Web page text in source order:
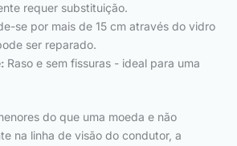
requer substituição.
se por mais de 15 cm através do vidro
ser reparado.
Raso e sem fissuras - ideal para uma
do que uma moeda e não
na linha de visão do condutor, a